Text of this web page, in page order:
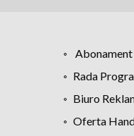
Rada
Biuro
Oferta